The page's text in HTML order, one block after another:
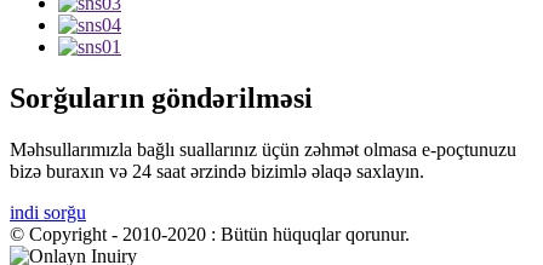
Sorğuların göndərilməsi
Məhsullarımızla bağlı suallarınız üçün zəhmət olmasa e-poçtunuzu
bizə buraxın və 24 saat ərzində bizimlə əlaqə saxlayın.
indi sorğu
© Copyright - 2010-2020 : Bütün hüquqlar qorunur.